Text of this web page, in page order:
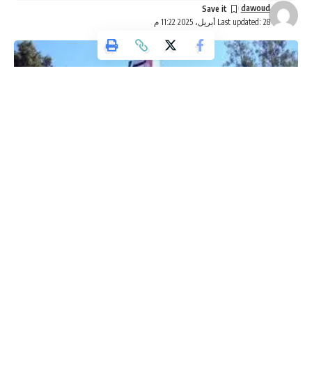
وقد أبدى الزوّار من الجزائر والدول المجاورة اهتماماً خاصاً بالتنوّع
العلاجية، الاستشفائية، الدينية، والتاريخية.
يشار إلى أن المعرض الدولي للسياحة في الجزائر يمثل منصة مهمة
Last updated: 28 أبريل، 2025 11:22 م
dawoud